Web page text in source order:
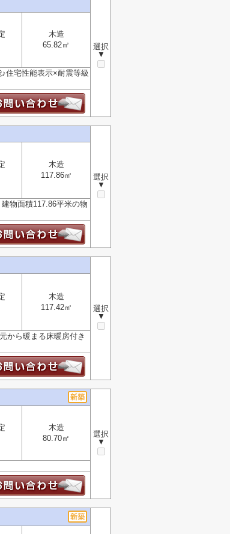
選択
▼
木造
65.82㎡
住宅性能表示×耐震等級
選択
▼
木造
117.86㎡
物面積117.86平米の物
選択
▼
木造
117.42㎡
から暖まる床暖房付き
選択
▼
木造
80.70㎡